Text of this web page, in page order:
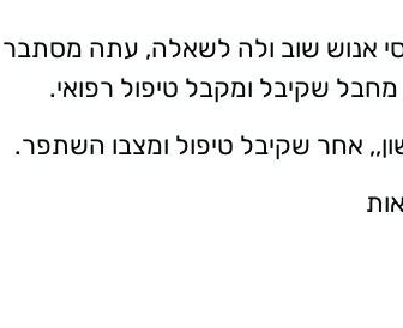
אנוש שוב ולה לשאלה, עתה מסתבר
שקיבל ומקבל טיפול רפואי.
אחר שקיבל טיפול ומצבו השתפר.